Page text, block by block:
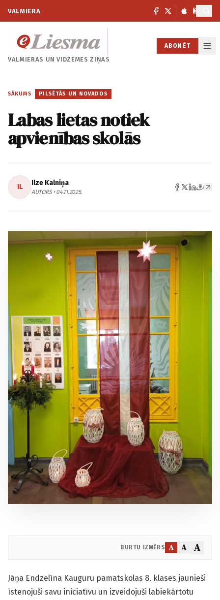
VALMIERA
VALMIERAS UNVIDZEMES ZIŅAS
ABONĒT
SĀKUMS / PILSĒTĀS UN NOVADOS
Labas lietas notiek
apvienības skolās
IL Ilze Kalniņa
AUTORS • 04.11.2025.
BURTU IZMĒRS A A A
Jāņa Endzelīna Kauguru pamatskolas 8. klases jaunieši
īstenojuši savu iniciatīvu un izveidojuši labiekārtotu